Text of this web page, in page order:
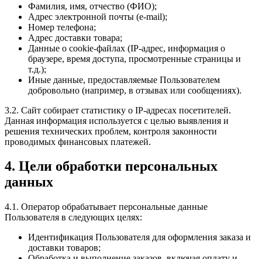
Фамилия, имя, отчество (ФИО);
Адрес электронной почты (e-mail);
Номер телефона;
Адрес доставки товара;
Данные о cookie-файлах (IP-адрес, информация о
браузере, время доступа, просмотренные страницы и
т.д.);
Иные данные, предоставляемые Пользователем
добровольно (например, в отзывах или сообщениях).
3.2. Сайт собирает статистику о IP-адресах посетителей.
Данная информация используется с целью выявления и
решения технических проблем, контроля законности
проводимых финансовых платежей.
4. Цели обработки персональных
данных
4.1. Оператор обрабатывает персональные данные
Пользователя в следующих целях:
Идентификация Пользователя для оформления заказа и
доставки товаров;